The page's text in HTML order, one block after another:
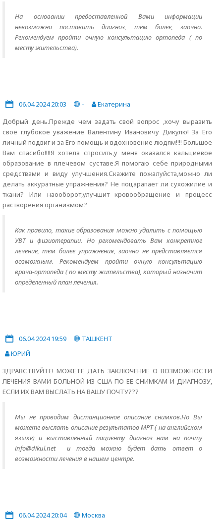
На основании предоставленной Вами информации
невозможно поставить диагноз, тем более, заочно.
Рекомендуем пройти очную консультацию ортопеда ( по
месту жительства).
06.04.2024 20:03 -
Екатерина
Добрый день.Прежде чем задать свой вопрос ,хочу выразить
свое глубокое уважение Валентину Ивановичу Дикулю! За Его
личный подвиг и за Его помощь и вдохновение людям!!!! Большое
Вам спасибо!!!!Я хотела спросить,у меня оказался кальциевое
образование в плечевом суставе.Я помогаю себе природными
средствами и виду улучшения.Скажите пожалуйста,можно ли
делать аккуратные упражнения? Не поцарапает ли сухожилие и
ткани? Или наооборот,улучшит кровообращение и процесс
растворения организмом?
Как правило, такие образования можно удалить с помощью
УВТ и физиотерапии. Но рекомендовать Вам конкретное
лечение, тем более упражнения, заочно не представляется
возможным. Рекомендуем пройти очную консультацию
врача-ортопеда ( по месту жительства), который назначит
определенный план лечения.
06.04.2024 19:59
ТАШКЕНТ
ЮРИЙ
ЗДРАВСТВУЙТЕ! МОЖЕТЕ ДАТЬ ЗАКЛЮЧЕНИЕ О ВОЗМОЖНОСТИ
ЛЕЧЕНИЯ ВАМИ БОЛЬНОЙ ИЗ США ПО ЕЕ СНИМКАМ И ДИАГНОЗУ,
ЕСЛИ ИХ ВАМ ВЫСЛАТЬ НА ВАШУ ПОЧТУ???
Мы не проводим дистанционное описание снимков.Но Вы
можете выслать описание результатов МРТ ( на английском
языке) и выставленный пациенту диагноз нам на почту
info@dikul.net и тогда можно будет дать ответ о
возможности лечения в нашем центре.
06.04.2024 20:04
Москва